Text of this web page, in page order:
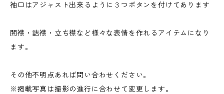
袖口はアジャスト出来るように３つボタンを付けてあります
開襟・詰襟・立ち襟など様々な表情を作れるアイテムになり
ます。
その他不明点あれば問い合わせください。
※掲載写真は撮影の進行に合わせて変更します。